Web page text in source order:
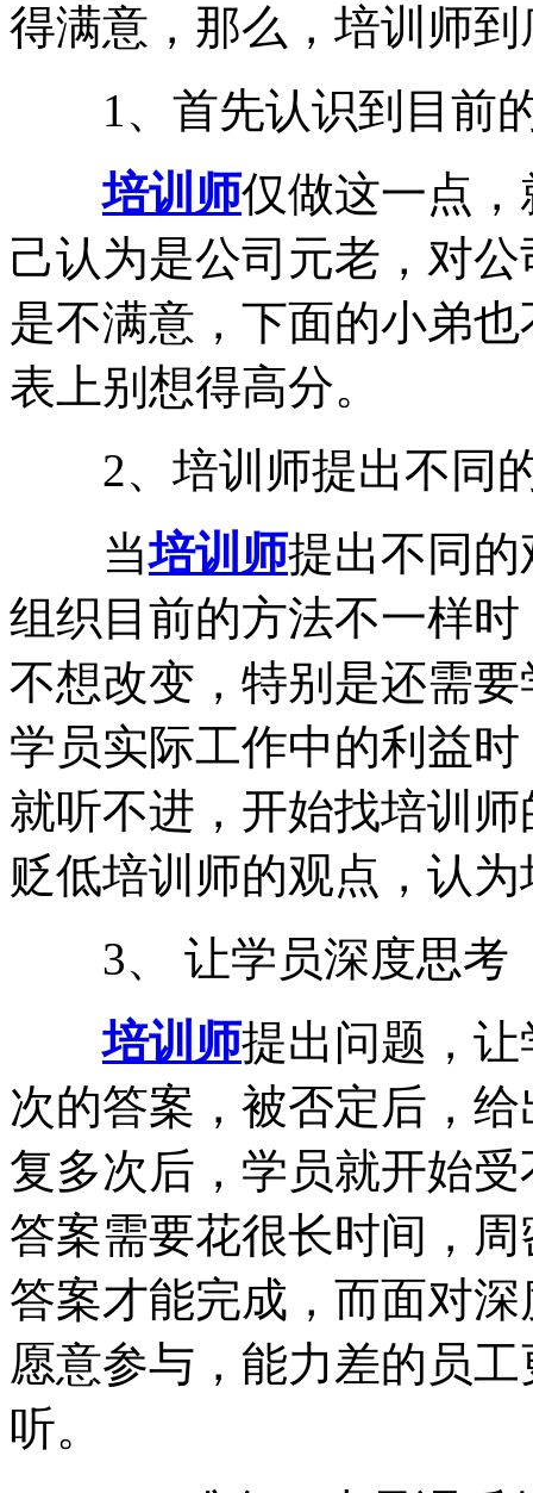
得满意，那么，培训师
1、首先认识到目前
培训师仅做这一点
己认为是公司元老，对
是不满意，下面的小弟
表上别想得高分。
2、培训师提出不同
当培训师提出不同
组织目前的方法不一样
不想改变，特别是还需
学员实际工作中的利益
就听不进，开始找培训
贬低培训师的观点，认
3、 让学员深度思考
培训师提出问题，
次的答案，被否定后，
复多次后，学员就开始
答案需要花很长时间，
答案才能完成，而面对
愿意参与，能力差的员
听。